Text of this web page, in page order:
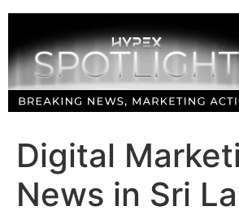
Skip
content
Digital
News in Sri